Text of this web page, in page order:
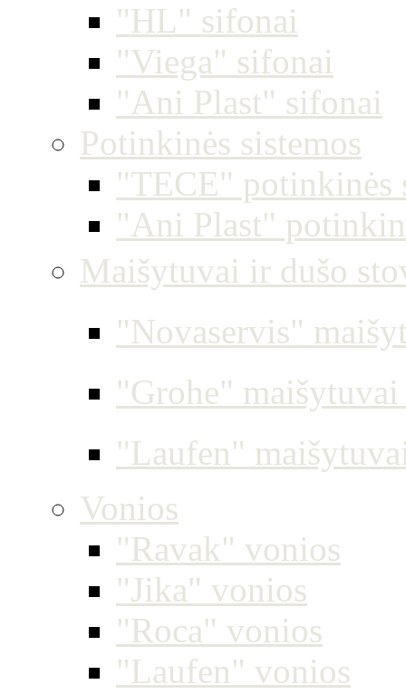
"HL" sifonai
"Viega" sifonai
"Ani Plast" sifonai
Potinkinės sistemos
"TECE" potinkinės
"Ani Plast"
Maišytuvai ir dušo
"Novaservis"
"Grohe"
"Laufen"
Vonios
"Ravak" vonios
"Jika" vonios
"Roca" vonios
"Laufen" vonios